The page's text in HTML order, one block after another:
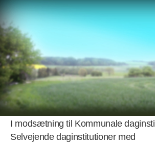
Forside> Personaleforhold
Personaleforhold
I modsætning til Kommunale
Selvejende daginstitutioner med